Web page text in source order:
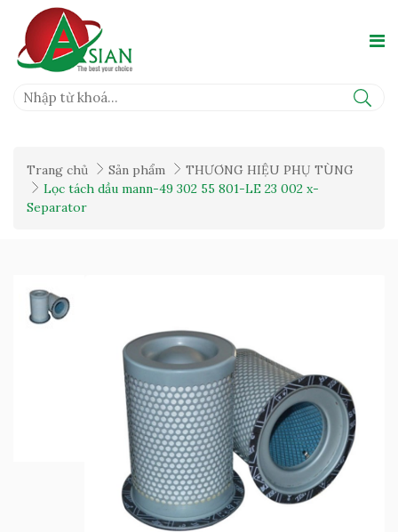
Trang chủ Sản phẩm
THƯƠNG HIỆU PHỤ TÙNG
Lọc tách dầu mann-49 302 55 801-LE 23 002 x-
Separator